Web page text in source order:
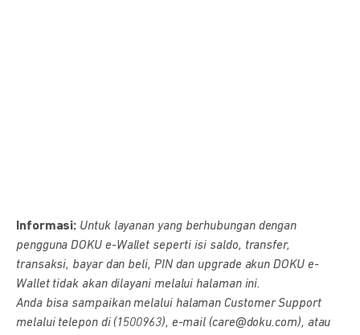
Informasi: Untuk layanan yang berhubungan dengan
pengguna DOKU e-Wallet seperti isi saldo, transfer,
transaksi, bayar dan beli, PIN dan upgrade akun DOKU e-
Wallet tidak akan dilayani melalui halaman ini.
Anda bisa sampaikan melalui halaman Customer Support
melalui telepon di (1500963), e-mail (care@doku.com), atau